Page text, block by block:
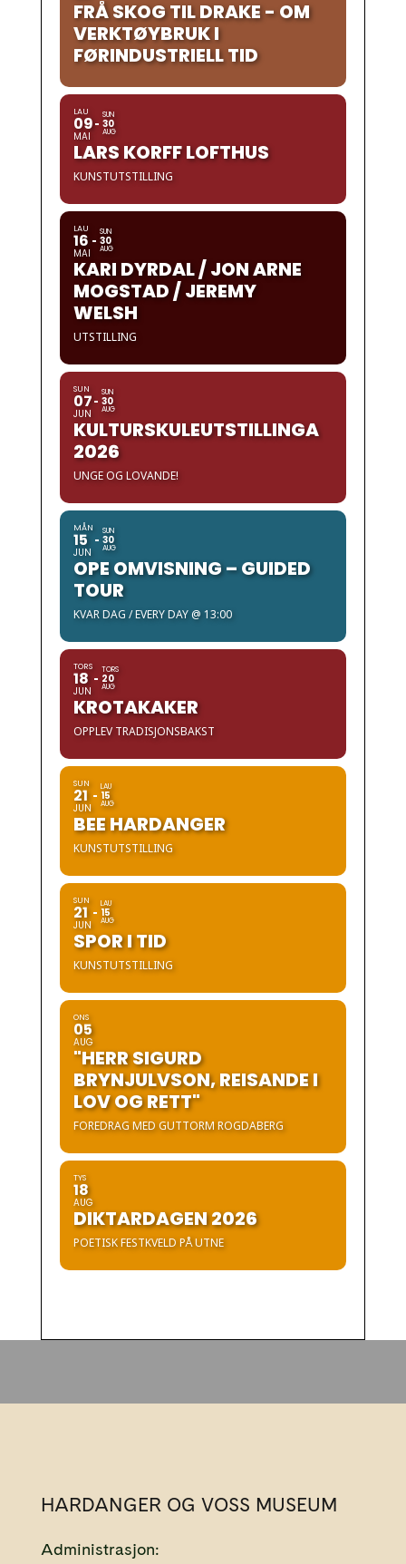
FRÅ SKOG TIL DRAKE - OM
VERKTØYBRUK I
FØRINDUSTRIELL TID
LAU
09
MAI
SUN
30
AUG
LARS KORFF LOFTHUS
KUNSTUTSTILLING
LAU
16
MAI
SUN
30
AUG
KARI DYRDAL / JON ARNE
MOGSTAD / JEREMY
WELSH
UTSTILLING
SUN
07
JUN
SUN
30
AUG
KULTURSKULEUTSTILLINGA
2026
UNGE OG LOVANDE!
MÅN
15
JUN
SUN
30
AUG
OPE OMVISNING – GUIDED
TOUR
KVAR DAG / EVERY DAY @ 13:00
TORS
18
JUN
TORS
20
AUG
KROTAKAKER
OPPLEV TRADISJONSBAKST
SUN
21
JUN
LAU
15
AUG
BEE HARDANGER
KUNSTUTSTILLING
SUN
21
JUN
LAU
15
AUG
SPOR I TID
KUNSTUTSTILLING
ONS
05
AUG
"HERR SIGURD
BRYNJULVSON, REISANDE I
LOV OG RETT"
FOREDRAG MED GUTTORM ROGDABERG
TYS
18
AUG
DIKTARDAGEN 2026
POETISK FESTKVELD PÅ UTNE
HARDANGER OG VOSS MUSEUM
Administrasjon: